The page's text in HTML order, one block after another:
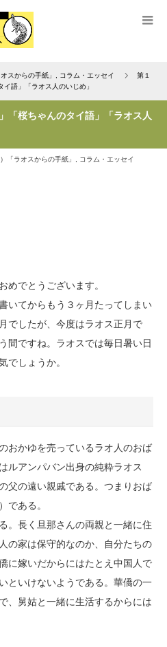
スからの手紙」 コラム・エッセイ
第１
語」「ラオス人のいじめ」
「桜ちゃんのタイ語」「ラオス人
「ラオスからの手紙」 コラム・エッセイ
めでとうございます。
いてからもう３ヶ月たってしまい
でしたが、今度はラオス正月で
間ですね。ラオスでは毎日暑い日
でしょうか。
おかゆを売っているラオ人のおば
アンパバン出身の純粋ラオス
父の遠い親戚である。つまりおば
である。
。長く旦那さんの両親と一緒に住
の家は保守的なのか、自分たちの
に嫁いだからにはたとえ中国人で
といけないようである。華僑の一
、舅姑と一緒に生活するからには